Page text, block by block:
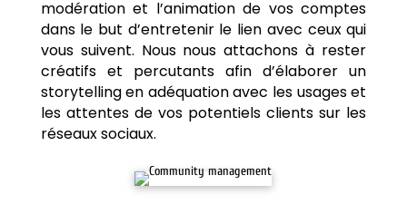
modération et l’animation de vos comptes
dans le but d’entretenir le lien avec ceux qui
vous suivent. Nous nous attachons à rester
créatifs et percutants afin d’élaborer un
storytelling en adéquation avec les usages et
les attentes de vos potentiels clients sur les
réseaux sociaux.